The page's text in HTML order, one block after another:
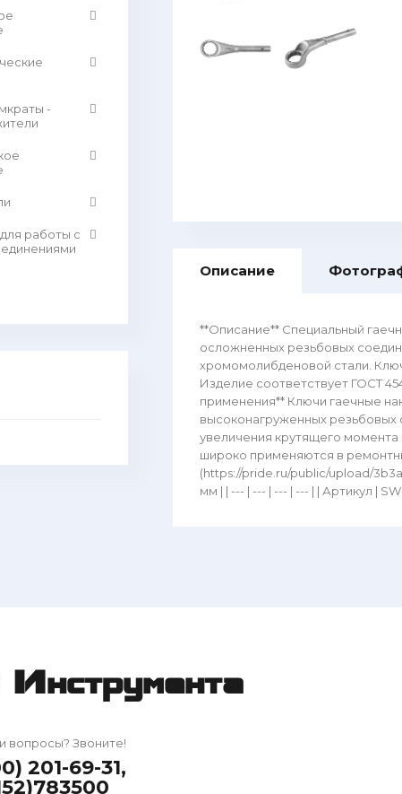
Описание
**Описание** Специальный
осложненных резьбовых
хромомолибденовой стали.
Изделие соответствует ГОСТ
применения** Ключи гаечные
высоконагруженных резьбовых
увеличения крутящего
широко применяются в
(https://pride.ru/public/upload/
мм | | --- | --- | --- | --- | | Артикул |
-
работы с
вопросы? Звоните!
201-69-31,